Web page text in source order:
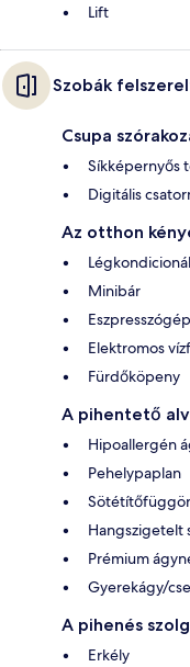
Lift
Szobák
Csupa
Síkképernyős
Digitális
Az otthon
Minibár
Eszpresszógép
Elektromos
Fürdőköpeny
A pihentető
Hipoallergén
Pehelypaplan
Hangszigetelt
Prémium
Gyerekágy/
A pihenés
Erkély